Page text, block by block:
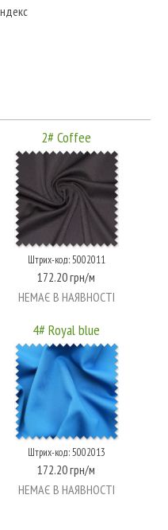
2# Coffee
Штрих-код: 5002011
172.20 грн/м
НЕМАЄ В НАЯВНОСТІ
4# Royal blue
Штрих-код: 5002013
172.20 грн/м
НЕМАЄ В НАЯВНОСТІ